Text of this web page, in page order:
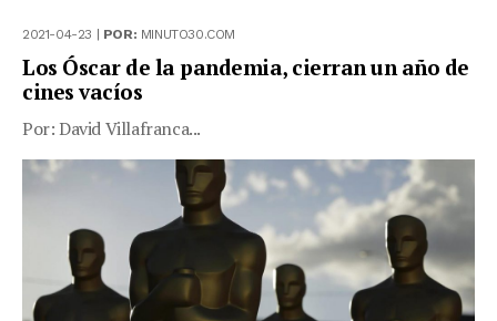
2021-04-23 | POR: MINUTO30.COM
Los Óscar de la pandemia, cierran un año de
cines vacíos
Por: David Villafranca...